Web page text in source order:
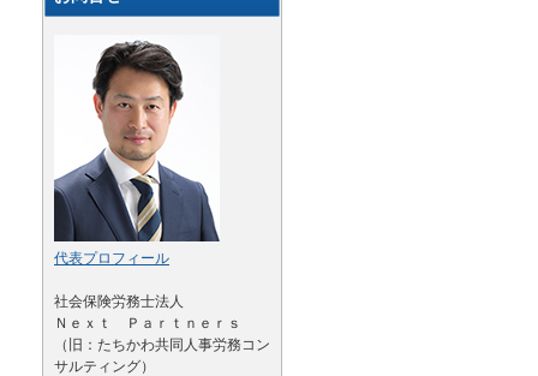
代表プロフィール
社会保険労務士法人
Ｎｅｘｔ Ｐａｒｔｎｅｒｓ
（旧：たちかわ共同人事労務コン
サルティング）